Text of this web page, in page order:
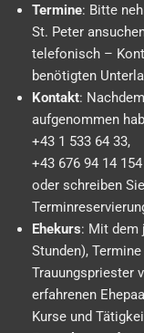
Termine: Bitte
St. Peter
telefonisch –
benötigten
Kontakt:
aufgenommen
+43 1 533 64 33,
+43 676 94 14 154
oder schreiben
Ehekurs: Mit dem
Stunden),
Trauungspriester
erfahrenen
Kurse und